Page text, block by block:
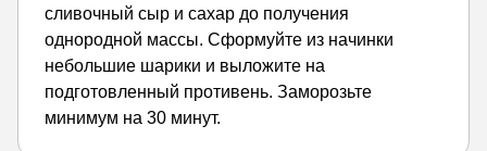
сливочный сыр и сахар до получения
однородной массы. Сформуйте из начинки
небольшие шарики и выложите на
подготовленный противень. Заморозьте
минимум на 30 минут.